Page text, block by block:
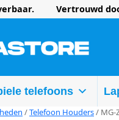
Vertrouwd
telefoons
/Telefoon Houders/ MG-